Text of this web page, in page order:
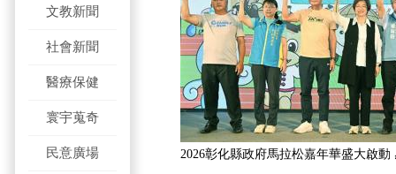
文教新聞
社會新聞
醫療保健
寰宇蒐奇
民意廣場 2026彰化縣政府馬拉松嘉年華盛大啟